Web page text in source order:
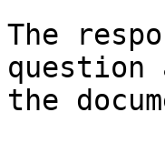
The
question
the